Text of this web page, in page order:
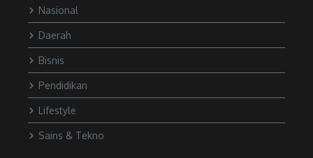
Nasional
Daerah
Bisnis
Pendidikan
Lifestyle
Sains & Tekno